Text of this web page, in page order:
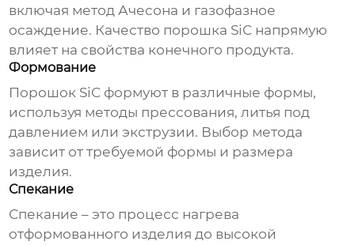
включая метод Ачесона и газофазное
осаждение. Качество порошка SiC напрямую
влияет на свойства конечного продукта.
Формование
Порошок SiC формуют в различные формы,
используя методы прессования, литья под
давлением или экструзии. Выбор метода
зависит от требуемой формы и размера
изделия.
Спекание
Спекание – это процесс нагрева
отформованного изделия до высокой